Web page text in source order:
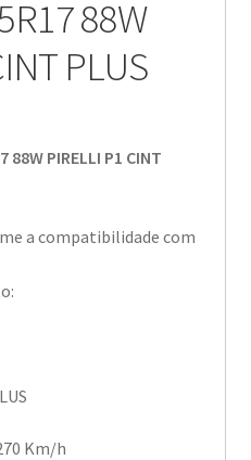
88W
PLUS
88W PIRELLI P1 CINT
a compatibilidade com
Km/h